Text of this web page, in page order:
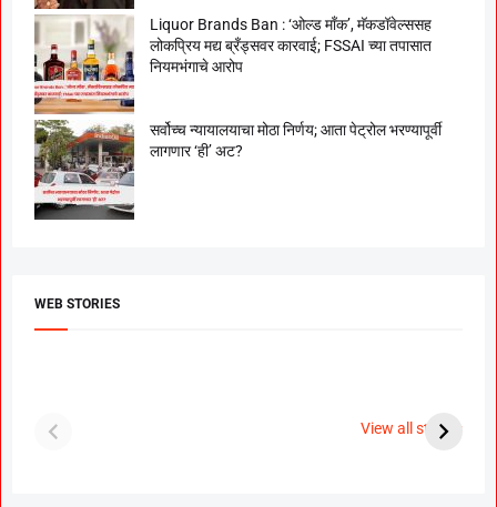
Liquor Brands Ban : ‘ओल्ड मॉंक’, मॅकडॉवेल्ससह
लोकप्रिय मद्य ब्रँड्सवर कारवाई; FSSAI च्या तपासात
नियमभंगाचे आरोप
सर्वोच्च न्यायालयाचा मोठा निर्णय; आता पेट्रोल भरण्यापूर्वी
लागणार ‘ही’ अट?
WEB STORIES
View all stories
पूजा सावंत ने गुपचूप
उरकला साखरपुडा.